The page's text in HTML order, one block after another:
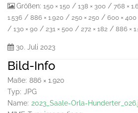
Größen: 150 × 150 / 138 × 300 / 768 ×
1.536 / 886 × 1.920 / 250 × 250 / 600 × 400
/ 130 × 90 / 231 × 500 / 272 × 182 / 886 ×
30. Juli 2023
Bild-Info
Maße: 886 × 1.920
Typ: JPG
Name: 2023_Saale-Orla-